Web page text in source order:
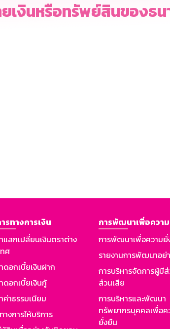
ยเงินหรือทรัพย์สินของธ
รทางการเงิน
แลกเปลี่ยนเงินตราต่าง
ทศ
ดอกเบี้ยเงินฝาก
ดอกเบี้ยเงินกู้
ค่าธรรมเนียม
างการให้บริการ
การพัฒนาเพื่อควา
การพัฒนาเพื่อความยั่
รายงานการพัฒนาอย่
การบริหารจัดการผู้มี
ส่วนเสีย
การบริหารและพัฒนา
ทรัพยากรบุคคลเพื่อค
ยั่งยืน